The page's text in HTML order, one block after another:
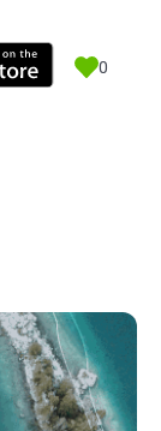
0